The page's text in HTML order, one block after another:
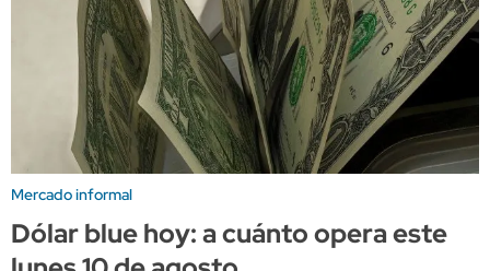
Mercado informal
Dólar blue hoy: a cuánto opera este